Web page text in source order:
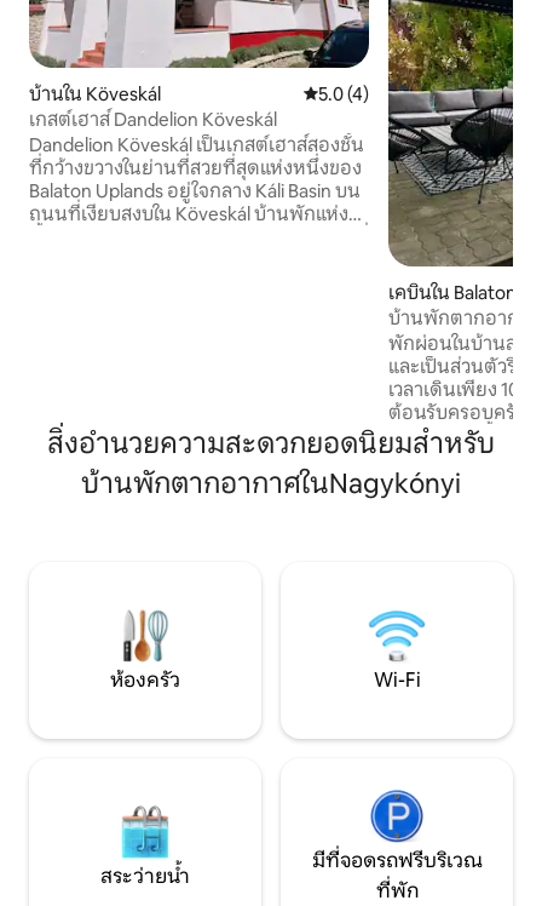
บ้านใน Köveskál คะแนนเฉลี่ย 5.0 จาก 5, 4 รีวิว
5.0 (4)
เกสต์เฮาส์ Dandelion Köveskál
Dandelion Köveskál เป็นเกสต์เฮาส์สองชั้น
ที่กว้างขวางในย่านที่สวยที่สุดแห่งหนึ่งของ
Balaton Uplands อยู่ใจกลาง Káli Basin บน
ถนนที่เงียบสงบใน Köveskál บ้านพักแห่งนี้
พื้นที่รับประทานอาหารที่กว้างขวางและมี
บรรยากาศดี ห้องนอน 2 ห้องอยู่ชั้นบน
ส่วนห้องนอนที่ 3 อยู่ที่ชั้นล่าง ทำให้บ้านมี
ผังที่ใช้งานได้จริงและเหมาะสำหรับผู้เข้าพัก
คลายให้กับบ้าน Dandelion Köveskál ไม่
เพียงแต่กว้างขวางเท่านั้น แต่ยังตกแต่ง
อย่างมีรสนิยม อบอุ่นเหมือนบ้าน และ
ออกแบบมาอย่างพิถีพิถันด้วย การตกแต่ง
พักต้องการ ไม่เพียงแต่สำหรับการเข้าพัก
หากที่ผู้เข้าพักใช้ได้โดยเฉพาะ นี่เป็นข้อได้
เปรียบที่ยอดเยี่ยมสำหรับครอบครัวที่มีเด็ก
หรือสำหรับทุกคนที่ต้องการพื้นที่กลางแจ้ง
ส่วนตัวสำหรับรับประทานอาหารเช้า อ่าน
เคบินใน
บ้านพักตากอากาศ
พักผ่อนในบ้านสำ
และเป็นส่วนตัวริม
เวลาเดินเพียง 10
ต้อนรับครอบครัวแ
นอน 2 ห้องน้ำ และ
พร้อมห้องครัวแบบ
รั้วล้อมรอบ มีจากุซ
อินฟราเรด พื้นที่
ตัวเลือกที่เหมาะส
สัมผัสประสบการณ์
ลาตอน
สิ่งอำนวยความสะดวกยอดนิยมสำหรับ
บ้านพักตากอากาศในNagykónyi
ห้องครัว Wi-Fi
สระว่ายน้ำ
มีที่จอดรถฟรีบริเวณ
ที่พัก